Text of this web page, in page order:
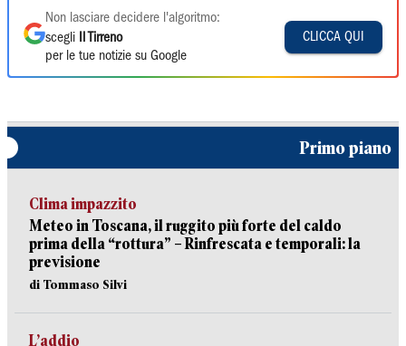
Non lasciare decidere l'algoritmo:
scegli
Il Tirreno
per le tue notizie su Google
CLICCA QUI
Primo piano
Clima impazzito
Meteo in Toscana, il ruggito più forte del caldo
prima della “rottura” – Rinfrescata e temporali: la
previsione
di Tommaso Silvi
L’addio